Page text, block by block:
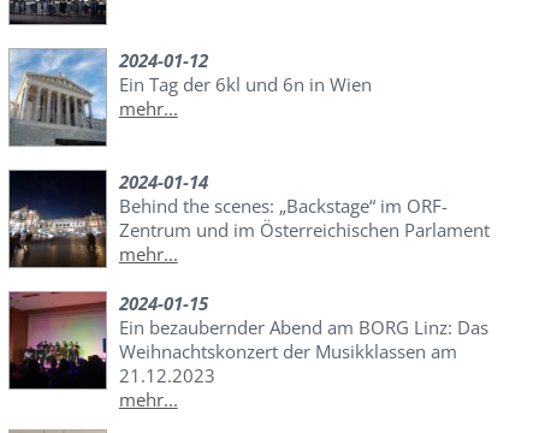
2024-01-12
Ein Tag der 6kl und 6n in Wien
mehr...
2024-01-14
Behind the scenes: „Backstage“ im ORF-
Zentrum und im Österreichischen Parlament
mehr...
2024-01-15
Ein bezaubernder Abend am BORG Linz: Das
Weihnachtskonzert der Musikklassen am
21.12.2023
mehr...